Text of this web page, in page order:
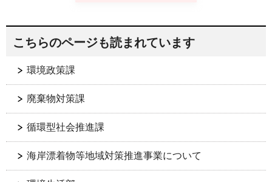
こちらのページも読まれています
環境政策課
廃棄物対策課
循環型社会推進課
海岸漂着物等地域対策推進事業について